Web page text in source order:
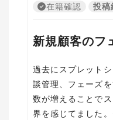
在籍確認
投稿
新規顧客のフ
過去にスプレット
談管理、フェーズ
数が増えることで
界を感じてました